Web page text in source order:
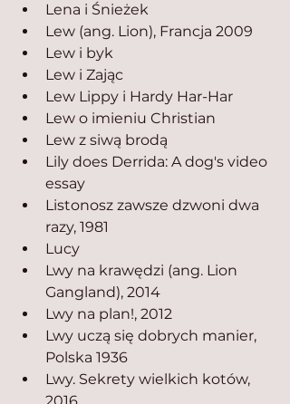
Lena i Śnieżek
Lew (ang. Lion), Francja 2009
Lew i byk
Lew i Zając
Lew Lippy i Hardy Har-Har
Lew o imieniu Christian
Lew z siwą brodą
Lily does Derrida: A dog's video
essay
Listonosz zawsze dzwoni dwa
razy, 1981
Lucy
Lwy na krawędzi (ang. Lion
Gangland), 2014
Lwy na plan!, 2012
Lwy uczą się dobrych manier,
Polska 1936
Lwy. Sekrety wielkich kotów,